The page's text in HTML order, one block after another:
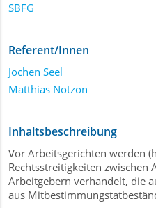
SBFG
Referent/Innen
Jochen Seel
Matthias Notzon
Inhaltsbeschreibung
Vor Arbeitsgerichten werden
Rechtsstreitigkeiten zwischen
Arbeitgebern verhandelt, die
aus